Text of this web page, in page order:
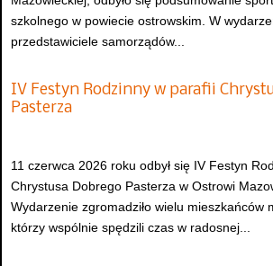
szkolnego w powiecie ostrowskim. W
przedstawiciele samorządów...
IV Festyn Rodzinny w parafii
Pasterza
11 czerwca 2026 roku odbył się IV Festyn
Chrystusa Dobrego Pasterza w Ostrowi
Wydarzenie zgromadziło wielu mieszkańców
którzy wspólnie spędzili czas w radosnej...